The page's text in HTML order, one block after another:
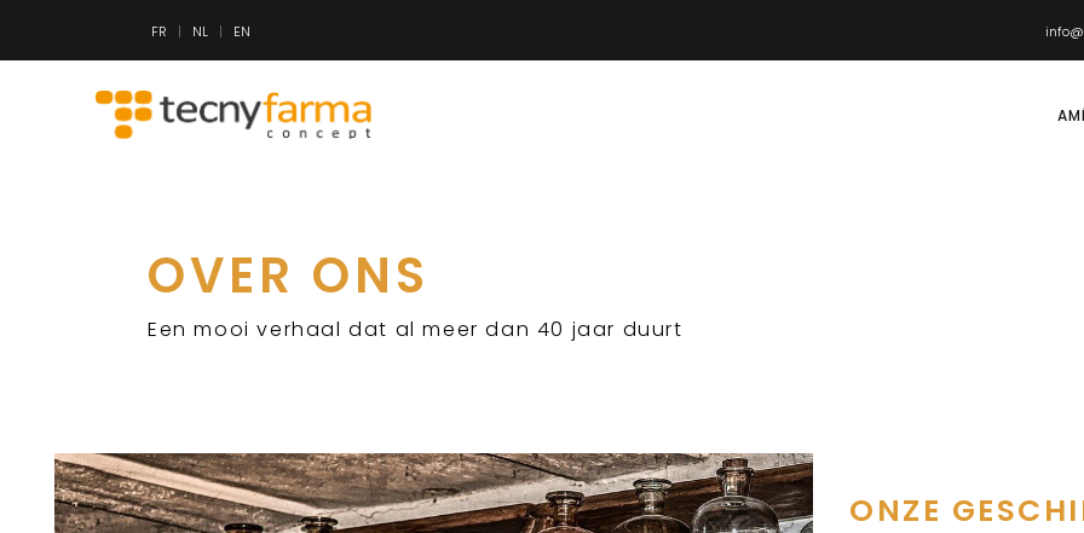
FR NL EN
OVER ONS
Een mooi verhaal dat al meer dan 40 jaar duurt
ONZE